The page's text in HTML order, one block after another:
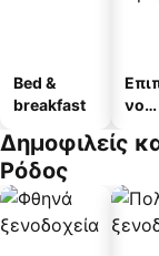
Bed &
breakfast
νο
α
Δημοφιλείς
Ρόδος